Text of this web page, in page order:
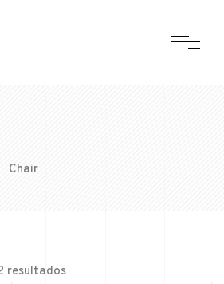
Chair
resultados